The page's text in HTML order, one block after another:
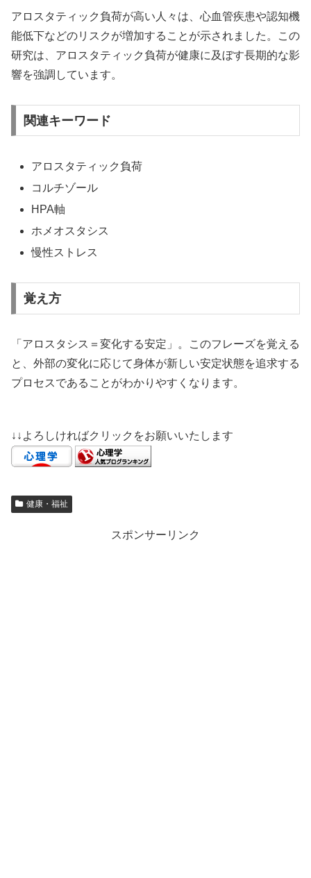
アロスタティック負荷が高い人々は、心血管疾患や認知機
能低下などのリスクが増加することが示されました。この
研究は、アロスタティック負荷が健康に及ぼす長期的な影
響を強調しています。
関連キーワード
アロスタティック負荷
コルチゾール
HPA軸
ホメオスタシス
慢性ストレス
覚え方
「アロスタシス＝変化する安定」。このフレーズを覚える
と、外部の変化に応じて身体が新しい安定状態を追求する
プロセスであることがわかりやすくなります。
↓↓よろしければクリックをお願いいたします
健康・福祉
スポンサーリンク